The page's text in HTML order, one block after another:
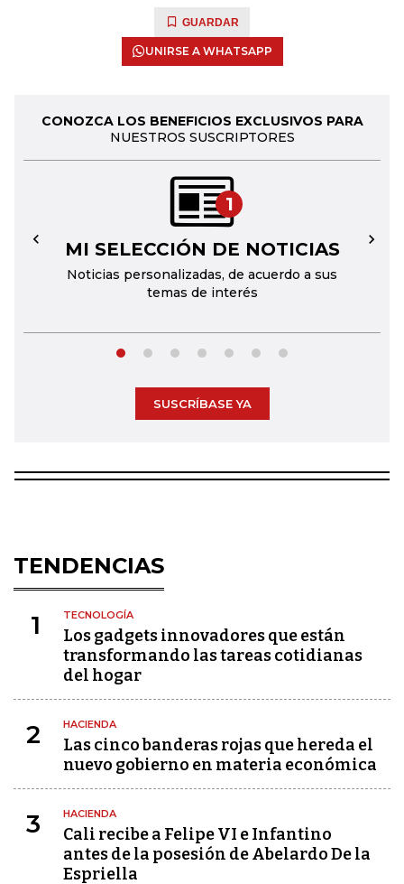
GUARDAR
UNIRSE A WHATSAPP
CONOZCA LOS BENEFICIOS EXCLUSIVOS PARA
NUESTROS SUSCRIPTORES
1
MI SELECCIÓN DE NOTICIAS
Noticias personalizadas, de acuerdo a sus
temas de interés
← →
SUSCRÍBASE YA
TENDENCIAS
1 TECNOLOGÍA
Los gadgets innovadores que están
transformando las tareas cotidianas
del hogar
2 HACIENDA
Las cinco banderas rojas que hereda el
nuevo gobierno en materia económica
3 HACIENDA
Cali recibe a Felipe VI e Infantino
antes de la posesión de Abelardo De la
Espriella